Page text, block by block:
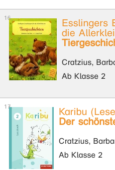
Esslingers
die
Cratzius,
Ab Klasse 2
Karibu
Der
Cratzius,
Ab Klasse 2